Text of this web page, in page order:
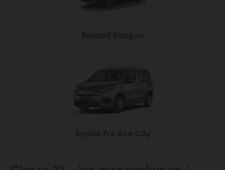
Renault Kangoo
Toyota Pro Ace City